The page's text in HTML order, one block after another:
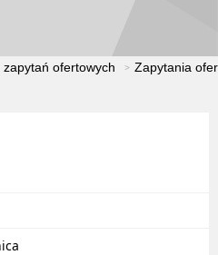
zapytań ofertowych Zapytania